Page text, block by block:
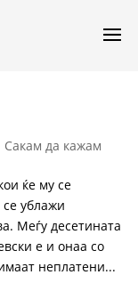
Сакам да кажам
ќе му се
ублажи
Меѓу десетината
е и онаа со
неплатени...